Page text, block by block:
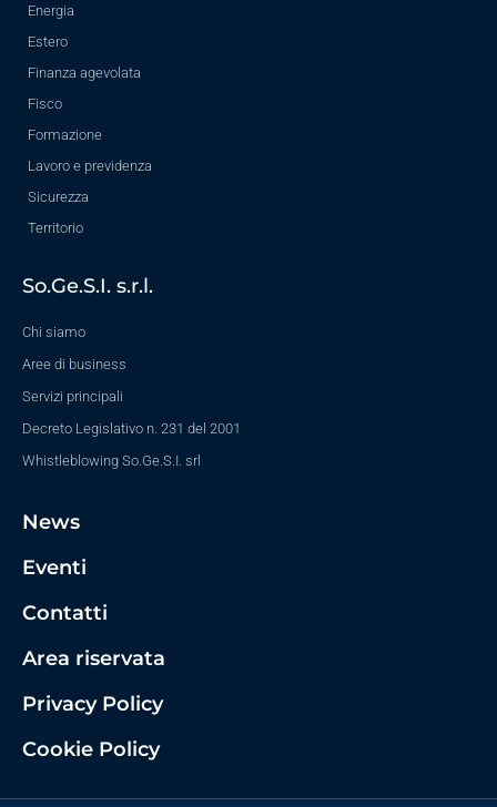
Energia
Estero
Finanza agevolata
Fisco
Formazione
Lavoro e previdenza
Sicurezza
Territorio
So.Ge.S.I. s.r.l.
Chi siamo
Aree di business
Servizi principali
Decreto Legislativo n. 231 del 2001
Whistleblowing So.Ge.S.I. srl
News
Eventi
Contatti
Area riservata
Privacy Policy
Cookie Policy